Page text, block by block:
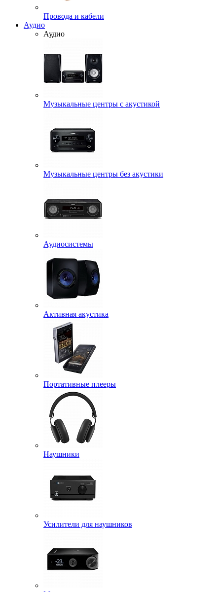
Провода и кабели
Аудио
Аудио
Музыкальные центры с акустикой
Музыкальные центры без акустики
Аудиосистемы
Активная акустика
Портативные плееры
Наушники
Усилители для наушников